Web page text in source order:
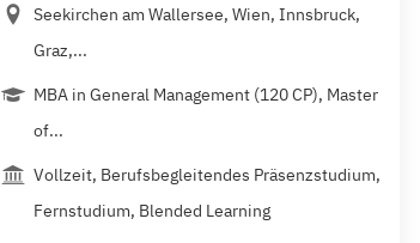
Seekirchen am Wallersee, Wien, Innsbruck,
Graz,...
MBA in General Management (120 CP), Master
of...
Vollzeit, Berufsbegleitendes Präsenzstudium,
Fernstudium, Blended Learning